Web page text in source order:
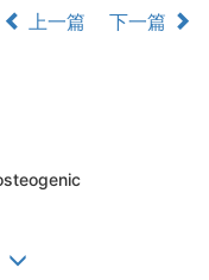
上一篇 下一篇